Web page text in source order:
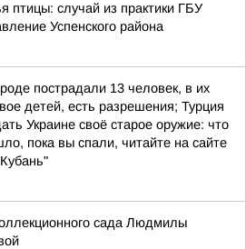
птицы: случай из практики ГБУ
Успенского района
пострадали 13 человек, в их
детей, есть разрешения; Турция
Украине своё старое оружие: что
пока вы спали, читайте на сайте
сада Людмилы